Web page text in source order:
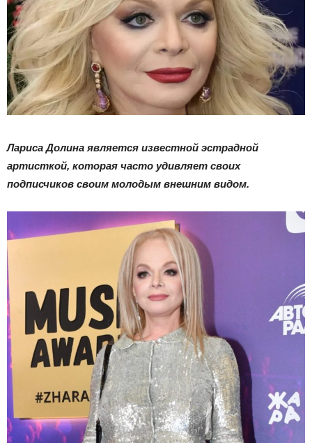
Лариса Долина является известной эстрадной
артисткой, которая часто удивляет своих
подписчиков своим молодым внешним видом.